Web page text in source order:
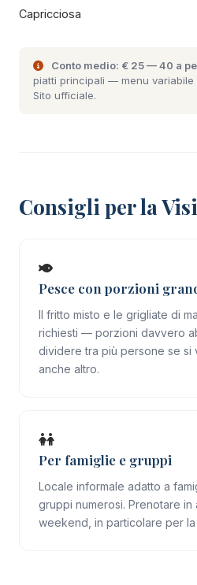
Capricciosa
Conto medio: € 25 — 40 a
piatti principali — menu variabile
Sito ufficiale.
Consigli per la
Pesce con porzioni
Il fritto misto e le grigliate di
richiesti — porzioni davvero
dividere tra più persone se si
anche altro.
Per famiglie e gruppi
Locale informale adatto a
gruppi numerosi. Prenotare in
weekend, in particolare per